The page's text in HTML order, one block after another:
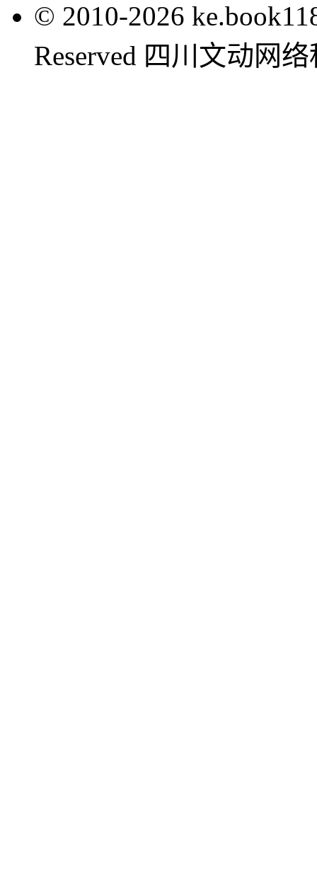
© 2010-2026
Reserved 四川文动网